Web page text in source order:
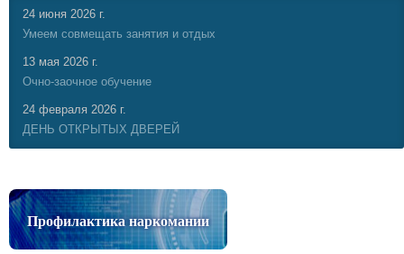
24 июня 2026 г.
Умеем совмещать занятия и отдых
13 мая 2026 г.
Очно-заочное обучение
24 февраля 2026 г.
ДЕНЬ ОТКРЫТЫХ ДВЕРЕЙ
Профилактика наркомании